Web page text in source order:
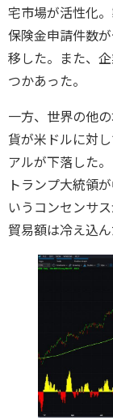
宅市場が活性化
保険金申請件数
移した。また、
つかあった。
一方、世界の他
貨が米ドルに対
アルが下落した。
トランプ大統領
いうコンセンサ
貿易額は冷え込ん